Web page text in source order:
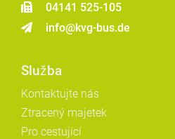
04141 525-105
info@kvg-bus.de
Služba
Kontaktujte nás
Ztracený majetek
Pro cestující